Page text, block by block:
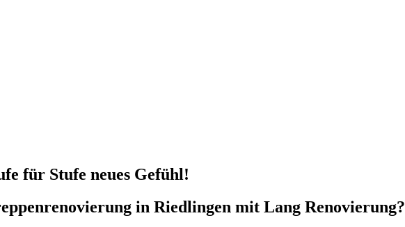
für Stufe neues Gefühl!
in Riedlingen mit Lang Renovierung?